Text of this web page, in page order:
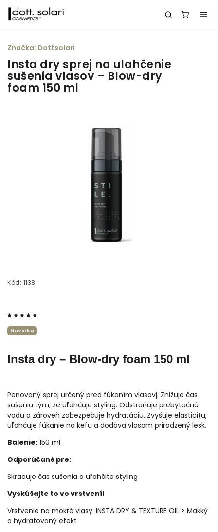
Insta dry sprej na ulahčenie
sušenia vlasov – Blow-dry
foam 150 ml
Kód: 1138
Novinka
Insta dry – Blow-dry foam 150 ml
Penovaný sprej určený pred fúkaním vlasovj. Znižuje čas
sušenia tým, že uľahčuje styling. Odstraňuje prebytočnú
vodu a zároveň zabezpečuje hydratáciu. Zvyšuje elasticitu,
uľahčuje fúkanie na kefu a dodáva vlasom prirodzený lesk.
Balenie: 150 ml
Odporúčané pre:
Skracuje čas sušenia a uľahčite styling
Vyskúšajte to vo vrstvení!
Vrstvenie na mokré vlasy: INSTA DRY & TEXTURE OIL > Mäkký
a hydratovaný efekt
Značka: Dottsolari